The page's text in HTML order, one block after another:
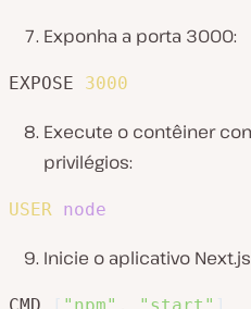
Exponha a porta 3000:
EXPOSE 3000
Execute o contêiner
privilégios:
USER node
Inicie o aplicativo